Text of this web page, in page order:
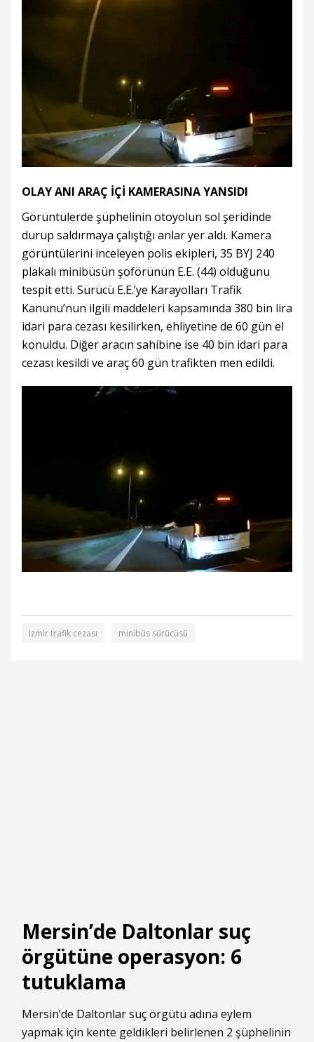
OLAY ANI ARAÇ İÇİ KAMERASINA YANSIDI
Görüntülerde şüphelinin otoyolun sol şeridinde
durup saldırmaya çalıştığı anlar yer aldı. Kamera
görüntülerini inceleyen polis ekipleri, 35 BYJ 240
plakalı minibüsün şoförünün E.E. (44) olduğunu
tespit etti. Sürücü E.E.’ye Karayolları Trafik
Kanunu’nun ilgili maddeleri kapsamında 380 bin lira
idari para cezası kesilirken, ehliyetine de 60 gün el
konuldu. Diğer aracın sahibine ise 40 bin idari para
cezası kesildi ve araç 60 gün trafikten men edildi.
izmir trafik cezası minibüs sürücüsü
Mersin’de Daltonlar suç
örgütüne operasyon: 6
tutuklama
Mersin’de Daltonlar suç örgütü adına eylem
yapmak için kente geldikleri belirlenen 2 şüphelinin